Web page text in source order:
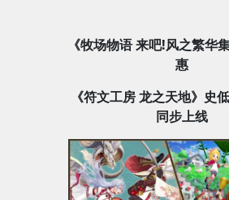
《牧场物语 来吧!风之繁华
惠
《符文工房 龙之天地》史
同步上线